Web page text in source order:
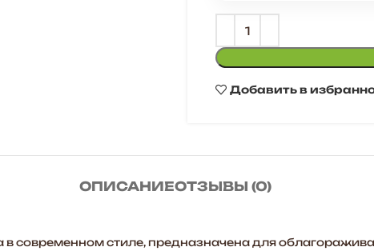
Добавить в
ОПИСАНИЕОТЗЫВЫ (0)
современном стиле, предназначена для